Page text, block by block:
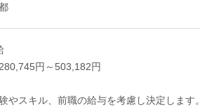
円～503,182円
やスキル、前職の給与を考慮し決定します。